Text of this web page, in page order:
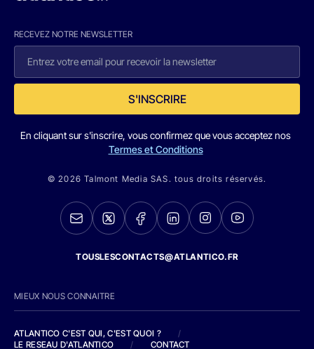
RECEVEZ NOTRE NEWSLETTER
S'INSCRIRE
En cliquant sur s'inscrire, vous confirmez que vous acceptez nos
Termes et Conditions
© 2026 Talmont Media SAS. tous droits réservés.
TOUSLESCONTACTS@ATLANTICO.FR
MIEUX NOUS CONNAITRE
ATLANTICO C'EST QUI, C'EST QUOI ?
/
LE RESEAU D'ATLANTICO
/ CONTACT